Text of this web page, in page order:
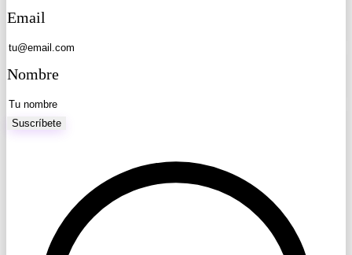
Email
Nombre
Suscríbete